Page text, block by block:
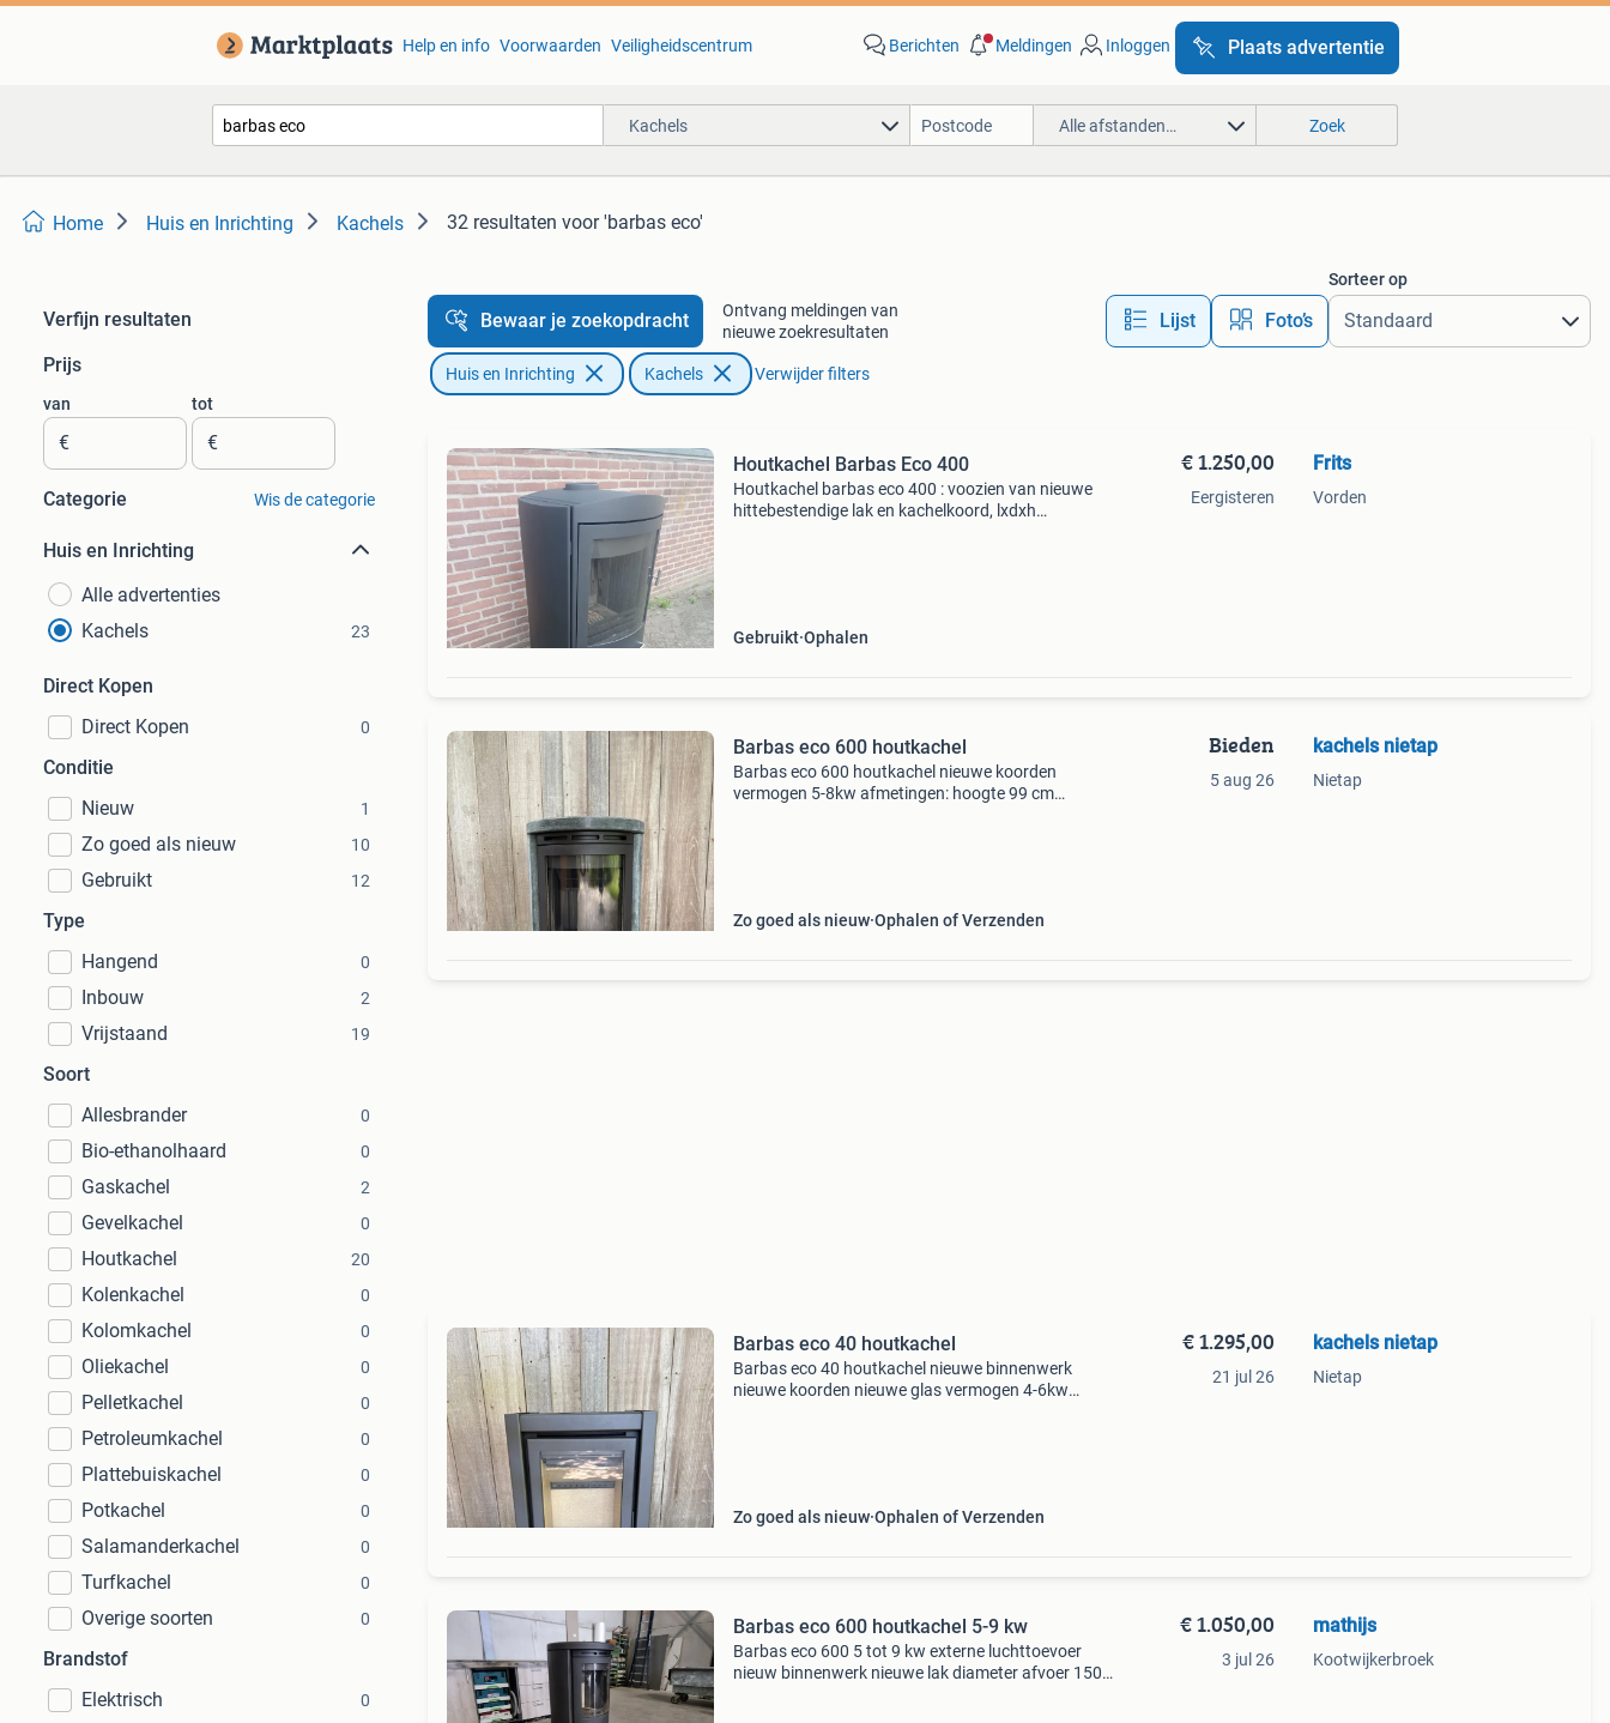
Help en info Voorwaarden Veiligheidscentrum Berichten Meldingen Inloggen Plaats advertentie
Kachels Alle afstanden… Zoek
Home Huis en Inrichting Kachels 32 resultaten voor 'barbas eco'
Verfijn resultaten
Prijs
van
€
tot
€
Categorie Wis de categorie
Huis en Inrichting
Alle advertenties
Kachels
23
Direct Kopen
Direct Kopen
0
Conditie
Nieuw
1
Zo goed als nieuw 10
Gebruikt 12
Type
Hangend
0
Inbouw 2
Vrijstaand 19
Soort
Allesbrander
0
Bio-ethanolhaard 0
Gaskachel 2
Gevelkachel 0
Houtkachel 20
Kolenkachel 0
Kolomkachel 0
Oliekachel 0
Pelletkachel 0
Petroleumkachel 0
Plattebuiskachel 0
Potkachel 0
Salamanderkachel 0
Turfkachel 0
Overige soorten 0
Brandstof
Elektrisch
0
Bewaar je zoekopdracht
Ontvang meldingen van
nieuwe zoekresultaten
Lijst Foto’s
Sorteer op
Huis en Inrichting Kachels Verwijder filters
Houtkachel Barbas Eco 400
Houtkachel barbas eco 400 : voozien van nieuwe
hittebestendige lak en kachelkoord, lxdxh
Gebruikt Ophalen
€ 1.250,00
Eergisteren
Frits
Vorden
Barbas eco 600 houtkachel
Barbas eco 600 houtkachel nieuwe koorden
vermogen 5-8kw afmetingen: hoogte 99 cm
Zo goed als nieuw Ophalen of Verzenden
Bieden
5 aug 26
kachels nietap
Nietap
Barbas eco 40 houtkachel
Barbas eco 40 houtkachel nieuwe binnenwerk
nieuwe koorden nieuwe glas vermogen 4-6kw
Zo goed als nieuw Ophalen of Verzenden
€ 1.295,00
21 jul 26
kachels nietap
Nietap
Barbas eco 600 houtkachel 5-9 kw
Barbas eco 600 5 tot 9 kw externe luchttoevoer
nieuw binnenwerk nieuwe lak diameter afvoer 150
€ 1.050,00
3 jul 26
mathijs
Kootwijkerbroek